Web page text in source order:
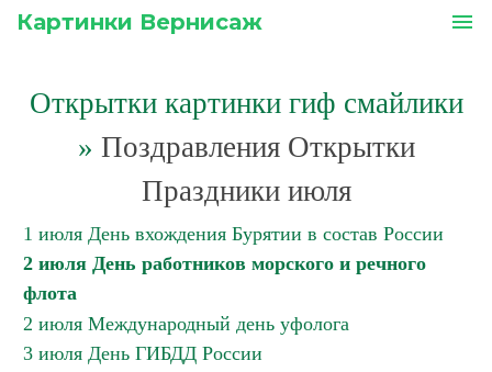
Картинки Вернисаж menu
Открытки картинки гиф смайлики
» Поздравления Открытки
Праздники июля
1 июля День вхождения Бурятии в состав России
2 июля День работников морского и речного
флота
2 июля Международный день уфолога
3 июля День ГИБДД России